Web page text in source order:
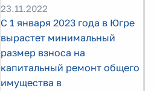
23.11.2022
С 1 января 2023 года в Югре
вырастет минимальный
размер взноса на
капитальный ремонт общего
имущества в